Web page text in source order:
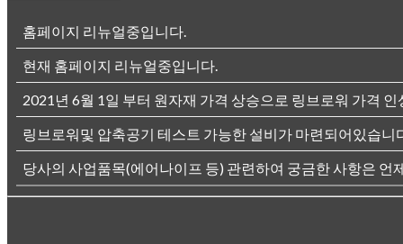
홈페이지 리뉴얼중입니다.
현재 홈페이지 리뉴얼중입니다.
2021년 6월 1일 부터 원자재 가격 상승으로 링브로워 가격 인
링브로워및 압축공기 테스트 가능한 설비가 마련되어있습니
당사의 사업품목(에어나이프 등) 관련하여 궁금한 사항은 언